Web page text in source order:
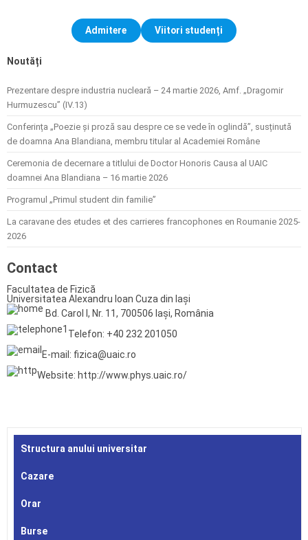
Admitere Viitori studenți
Noutăți
Prezentare despre industria nucleară – 24 martie 2026, Amf. „Dragomir
Hurmuzescu” (IV.13)
Conferința „Poezie și proză sau despre ce se vede în oglindă”, susținută
de doamna Ana Blandiana, membru titular al Academiei Române
Ceremonia de decernare a titlului de Doctor Honoris Causa al UAIC
doamnei Ana Blandiana – 16 martie 2026
Programul „Primul student din familie”
La caravane des etudes et des carrieres francophones en Roumanie 2025-
2026
Contact
Facultatea de Fizică
Universitatea Alexandru Ioan Cuza din Iași
Bd. Carol I, Nr. 11, 700506 Iași, România
Telefon: +40 232 201050
E-mail: fizica@uaic.ro
Website: http://www.phys.uaic.ro/
Structura anului universitar
Cazare
Orar
Burse